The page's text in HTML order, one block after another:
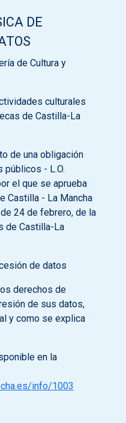
DE
de Cultura y
culturales
de Castilla-La
de una obligación
públicos - L.O.
el que se aprueba
Castilla - La Mancha
24 de febrero, de la
de Castilla-La
de datos
derechos de
de sus datos,
y como se explica
en la
info/1003